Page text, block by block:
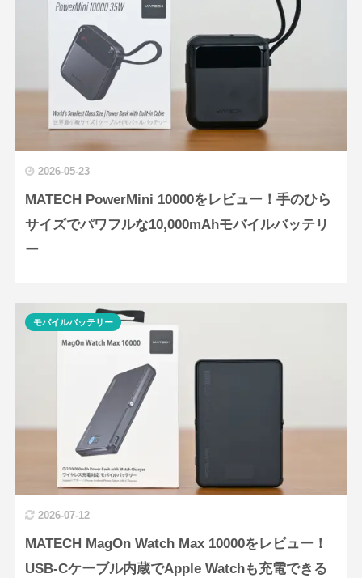
2026-05-23
MATECH PowerMini 10000をレビュー！手のひら
サイズでパワフルな10,000mAhモバイルバッテリ
ー
2026-07-12
MATECH MagOn Watch Max 10000をレビュー！
USB-Cケーブル内蔵でApple Watchも充電できる
モバイルバッテリー